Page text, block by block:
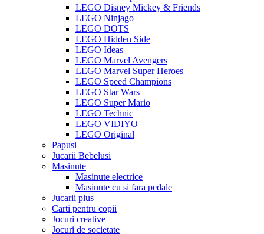
LEGO Disney Mickey & Friends
LEGO Ninjago
LEGO DOTS
LEGO Hidden Side
LEGO Ideas
LEGO Marvel Avengers
LEGO Marvel Super Heroes
LEGO Speed Champions
LEGO Star Wars
LEGO Super Mario
LEGO Technic
LEGO VIDIYO
LEGO Original
Papusi
Jucarii Bebelusi
Masinute
Masinute electrice
Masinute cu si fara pedale
Jucarii plus
Carti pentru copii
Jocuri creative
Jocuri de societate